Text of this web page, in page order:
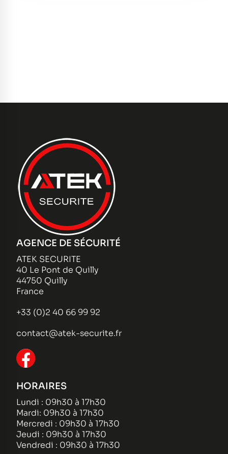
AGENCE DE SÉCURITÉ
ATEK SECURITE
40 Le Pont de Quilly
44750 Quilly
France
+33 (0)2 40 66 99 92
contact@atek-securite.fr
HORAIRES
Lundi : 09h30 à 17h30
Mardi: 09h30 à 17h30
Mercredi : 09h30 à 17h30
Jeudi : 09h30 à 17h30
Vendredi : 09h30 à 17h30